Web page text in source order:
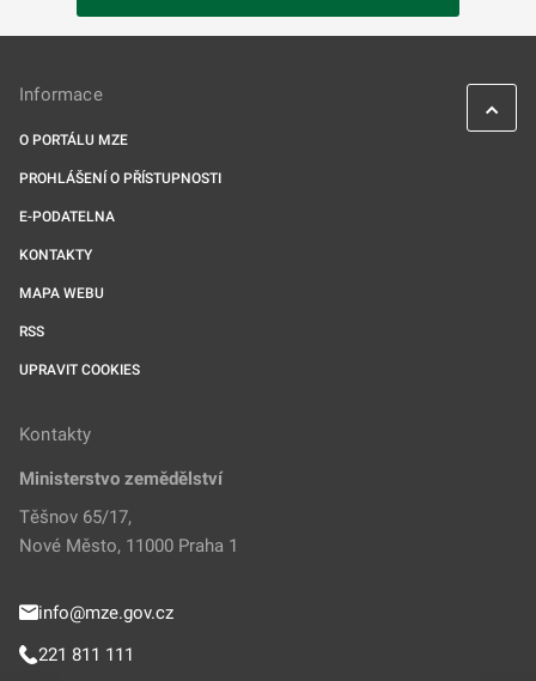
Informace
O PORTÁLU MZE
PROHLÁŠENÍ O PŘÍSTUPNOSTI
E-PODATELNA
KONTAKTY
MAPA WEBU
RSS
UPRAVIT COOKIES
Kontakty
Ministerstvo zemědělství
Těšnov 65/17,
Nové Město, 11000 Praha 1
info@mze.gov.cz
221 811 111